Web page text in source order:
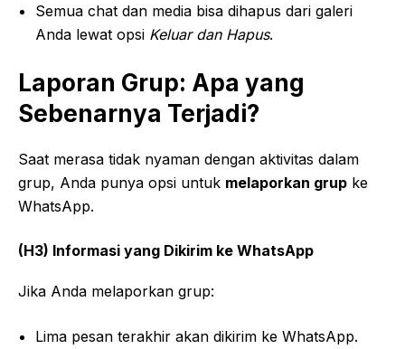
Semua chat dan media bisa dihapus dari galeri
Anda lewat opsi Keluar dan Hapus.
Laporan Grup: Apa yang
Sebenarnya Terjadi?
Saat merasa tidak nyaman dengan aktivitas dalam
grup, Anda punya opsi untuk melaporkan grup ke
WhatsApp.
(H3) Informasi yang Dikirim ke WhatsApp
Jika Anda melaporkan grup:
Lima pesan terakhir akan dikirim ke WhatsApp.